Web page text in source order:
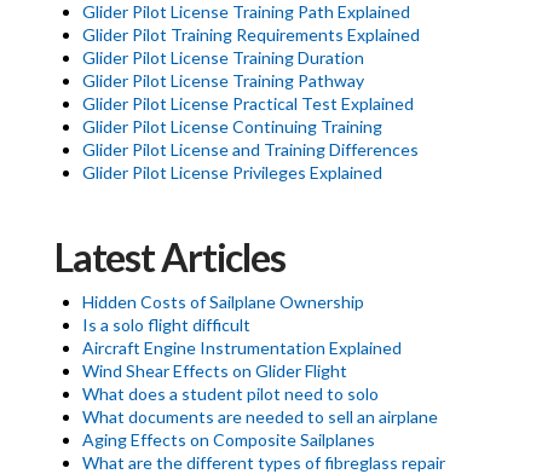
Glider Pilot License Training Path Explained
Glider Pilot Training Requirements Explained
Glider Pilot License Training Duration
Glider Pilot License Training Pathway
Glider Pilot License Practical Test Explained
Glider Pilot License Continuing Training
Glider Pilot License and Training Differences
Glider Pilot License Privileges Explained
Latest Articles
Hidden Costs of Sailplane Ownership
Is a solo flight difficult
Aircraft Engine Instrumentation Explained
Wind Shear Effects on Glider Flight
What does a student pilot need to solo
What documents are needed to sell an airplane
Aging Effects on Composite Sailplanes
What are the different types of fibreglass repair